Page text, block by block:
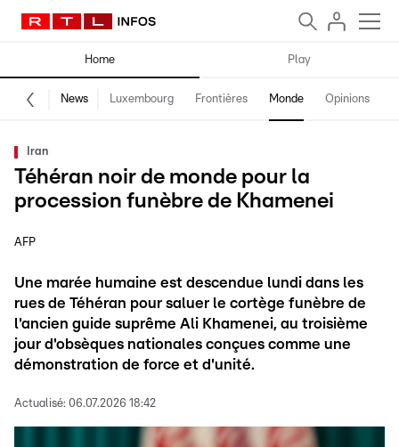
Home Play
News Luxembourg Frontières Monde Opinions
Iran
Téhéran noir de monde pour la
procession funèbre de Khamenei
AFP
Une marée humaine est descendue lundi dans les
rues de Téhéran pour saluer le cortège funèbre de
l'ancien guide suprême Ali Khamenei, au troisième
jour d'obsèques nationales conçues comme une
démonstration de force et d'unité.
Actualisé: 06.07.2026 18:42